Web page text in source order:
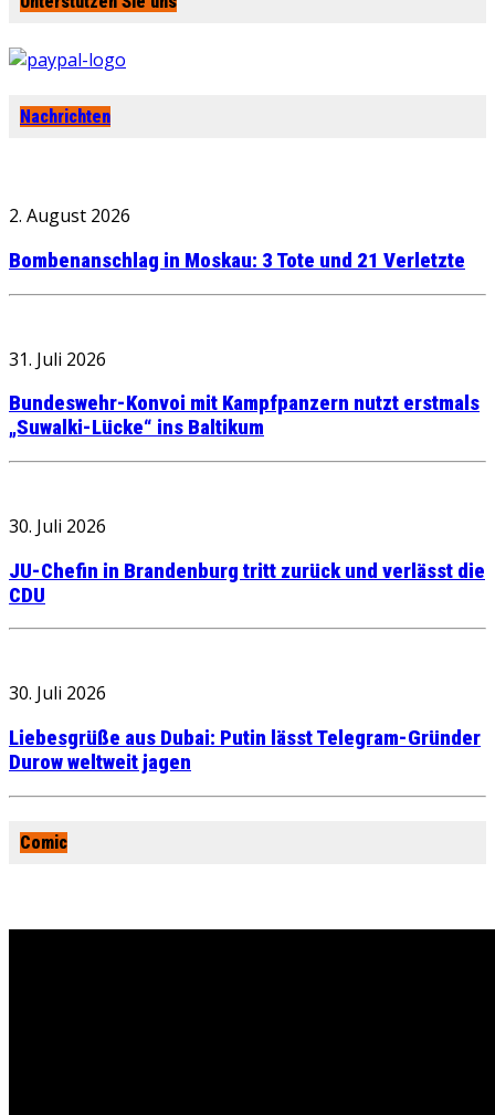
Nachrichten
2. August 2026
Bombenanschlag in Moskau: 3 Tote und 21 Verletzte
31. Juli 2026
Bundeswehr-Konvoi mit Kampfpanzern nutzt erstmals
„Suwalki-Lücke“ ins Baltikum
30. Juli 2026
JU-Chefin in Brandenburg tritt zurück und verlässt die
CDU
30. Juli 2026
Liebesgrüße aus Dubai: Putin lässt Telegram-Gründer
Durow weltweit jagen
Comic